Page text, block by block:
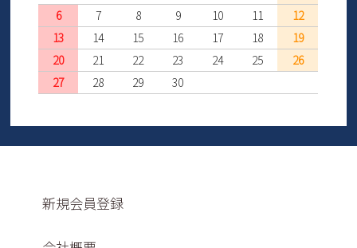
6
7 8 9 10 11
12
13
14 15 16 17 18
19
20
21 22 23 24 25
26
27
28 29 30
新規会員登録